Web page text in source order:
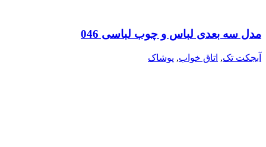
مدل سه بعدی لباس و چوب لباسی 046
آبجکت تک, اتاق خواب, پوشاک